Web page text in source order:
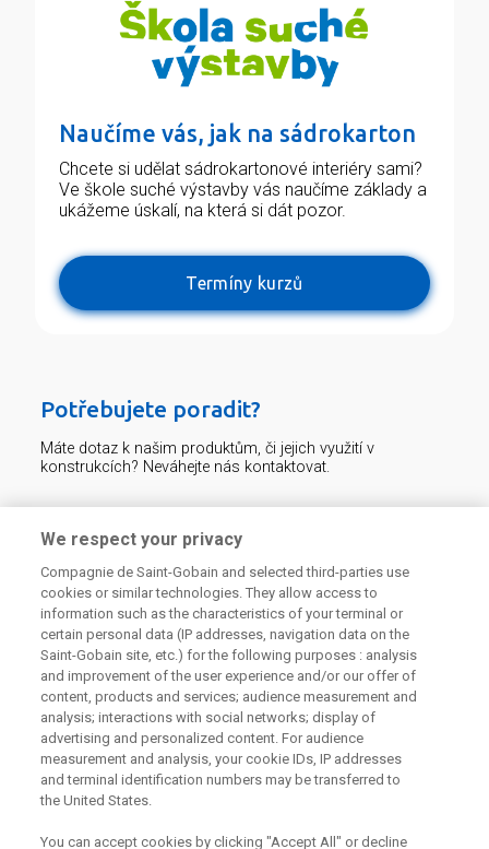
Naučíme vás, jak na sádrokarton
Chcete si udělat sádrokartonové interiéry sami?
Ve škole suché výstavby vás naučíme základy a
ukážeme úskalí, na která si dát pozor.
Termíny kurzů
Potřebujete poradit?
Máte dotaz k našim produktům, či jejich využití v
konstrukcích? Neváhejte nás kontaktovat.
226 292 224 Zaslat dotaz
Odebírejte náš newsletter
We respect your privacy
Compagnie de Saint-Gobain and selected third-parties use
cookies or similar technologies. They allow access to
information such as the characteristics of your terminal or
certain personal data (IP addresses, navigation data on the
Saint-Gobain site, etc.) for the following purposes : analysis
and improvement of the user experience and/or our offer of
content, products and services; audience measurement and
analysis; interactions with social networks; display of
advertising and personalized content. For audience
measurement and analysis, your cookie IDs, IP addresses
and terminal identification numbers may be transferred to
the United States.
You can accept cookies by clicking "Accept All" or decline